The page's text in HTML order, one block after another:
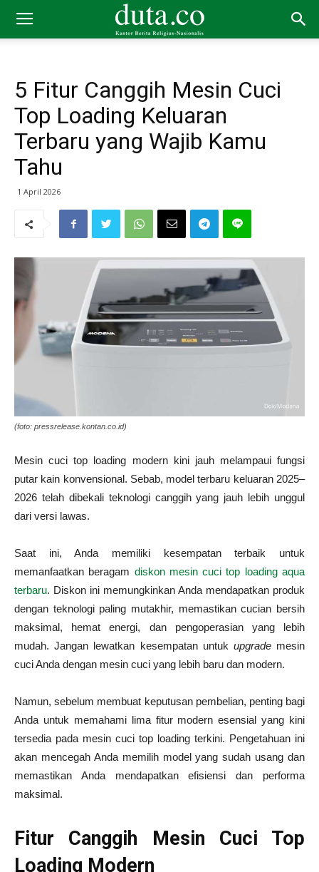
5 Fitur Canggih Mesin Cuci
Top Loading Keluaran
Terbaru yang Wajib Kamu
Tahu
1 April 2026
(foto: pressrelease.kontan.co.id)
Mesin cuci top loading modern kini jauh melampaui fungsi
putar kain konvensional. Sebab, model terbaru keluaran 2025–
2026 telah dibekali teknologi canggih yang jauh lebih unggul
dari versi lawas.
Saat ini, Anda memiliki kesempatan terbaik untuk
memanfaatkan beragam diskon mesin cuci top loadingaqua
terbaru. Diskon ini memungkinkan Anda mendapatkan produk
dengan teknologi paling mutakhir, memastikan cucian bersih
maksimal, hemat energi, dan pengoperasian yang lebih
mudah. Jangan lewatkan kesempatan untuk upgrademesin
cuci Anda dengan mesin cuci yang lebih baru dan modern.
Namun, sebelum membuat keputusan pembelian, penting bagi
Anda untuk memahami lima fitur modern esensial yang kini
tersedia pada mesin cuci top loading terkini. Pengetahuan ini
akan mencegah Anda memilih model yang sudah usang dan
memastikan Anda mendapatkan efisiensi dan performa
maksimal.
Fitur Canggih Mesin Cuci Top
Loading Modern